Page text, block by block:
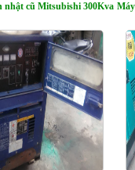
nhật cũ Mitsubishi 300Kva